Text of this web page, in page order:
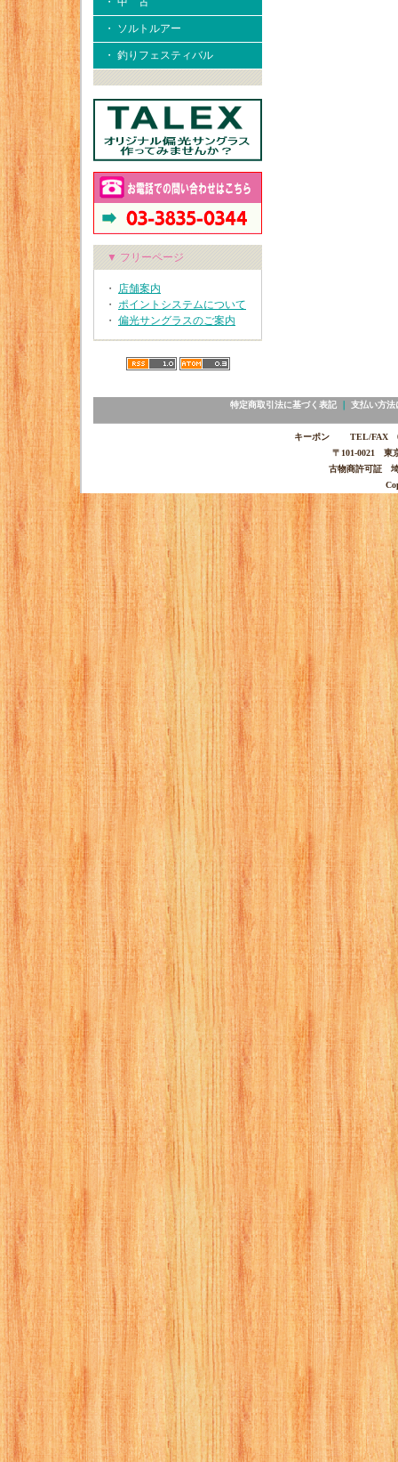
・ ソルトルアー
・ 釣りフェスティバル
▼ フリーページ
・ 店舗案内
・ ポイントシステムについて
・ 偏光サングラスのご案内
特定商取引法に基づく表記｜ 支払い方法
キーポン TEL/FAX
〒101-0021 東
古物商許可証